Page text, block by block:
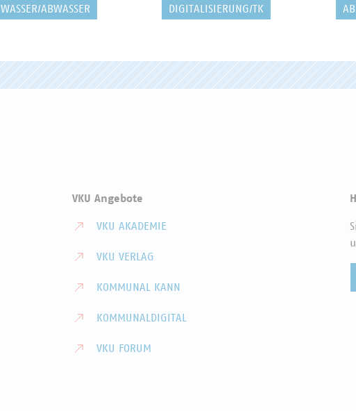
WASSER/ABWASSER DIGITALISIERUNG/TK
VKU Angebote
VKU AKADEMIE
VKU VERLAG
KOMMUNAL KANN
KOMMUNALDIGITAL
VKU FORUM